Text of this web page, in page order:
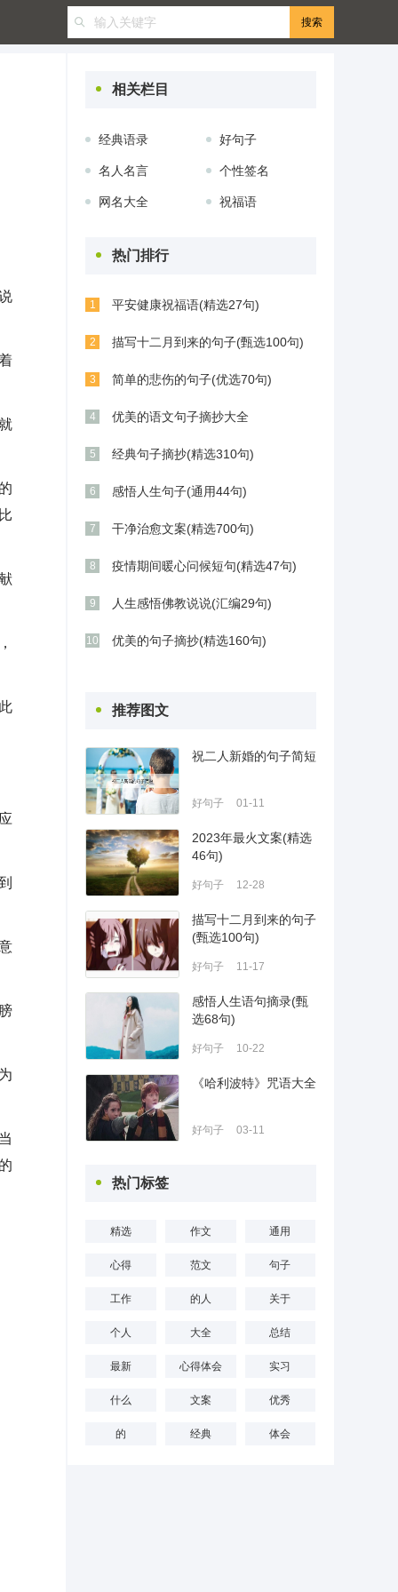
相关栏目
经典语录 好句子
名人名言 个性签名
网名大全 祝福语
热门排行
1 平安健康祝福语(精选27句)
2 描写十二月到来的句子(甄选100句)
3 简单的悲伤的句子(优选70句)
4 优美的语文句子摘抄大全
5 经典句子摘抄(精选310句)
6 感悟人生句子(通用44句)
7 干净治愈文案(精选700句)
8 疫情期间暖心问候短句(精选47句)
9 人生感悟佛教说说(汇编29句)
10 优美的句子摘抄(精选160句)
推荐图文
祝二人新婚的句子简短
好句子 01-11
2023年最火文案(精选
46句)
好句子 12-28
描写十二月到来的句子
(甄选100句)
好句子 11-17
感悟人生语句摘录(甄
选68句)
好句子 10-22
《哈利波特》咒语大全
好句子 03-11
热门标签
精选 作文 通用
心得 范文 句子
工作 的人 关于
个人 大全 总结
最新 心得体会 实习
什么 文案 优秀
的 经典 体会